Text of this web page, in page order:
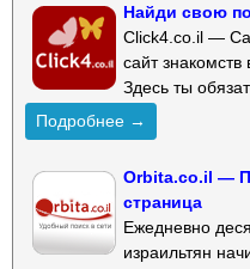
Найди свою
Click4.co.il —
сайт
Здесь ты
Подробнее →
Orbita.co.il —
страница
Ежедневно
израильтян